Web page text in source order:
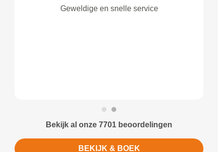
Geweldige en snelle service
Bekijk al onze 7701 beoordelingen
BEKIJK & BOEK